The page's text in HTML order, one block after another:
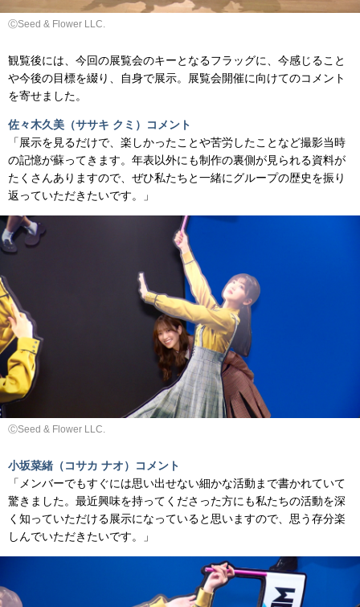
ⒸSeed & Flower LLC.
観覧後には、今回の展覧会のキーとなるフラッグに、今感じること
や今後の目標を綴り、自身で展示。展覧会開催に向けてのコメント
を寄せました。
佐々木久美（ササキ クミ）コメント
「展示を見るだけで、楽しかったことや苦労したことなど撮影当時
の記憶が蘇ってきます。年表以外にも制作の裏側が見られる資料が
たくさんありますので、ぜひ私たちと一緒にグループの歴史を振り
返っていただきたいです。」
ⒸSeed & Flower LLC.
小坂菜緒（コサカ ナオ）コメント
「メンバーでもすぐには思い出せない細かな活動まで書かれていて
驚きました。最近興味を持ってくださった方にも私たちの活動を深
く知っていただける展示になっていると思いますので、思う存分楽
しんでいただきたいです。」